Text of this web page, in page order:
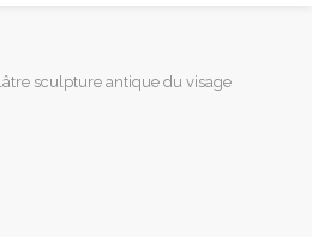
sculpture antique du visage